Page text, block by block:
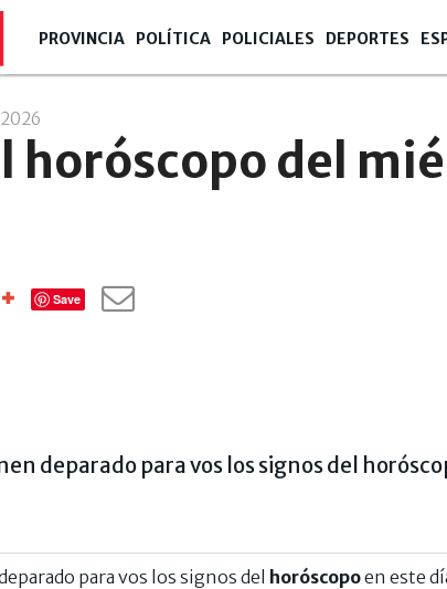
PROVINCIA POLÍTICA POLICIALES DEPORTES
horóscopo del
Save
deparado para vos los signos del
para vos los signos del horóscopoen este